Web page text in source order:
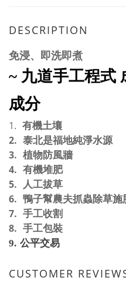
DESCRIPTION
免浸、即洗即煮
~ 九道手工程式
成分
1. 有機土壤
2. 泰北是福地純淨水源
3. 植物防風牆
4. 有機堆肥
5. 人工拔草
6. 鴨子幫農夫抓蟲除草施
7. 手工收割
8. 手工包裝
9. 公平交易
CUSTOMER